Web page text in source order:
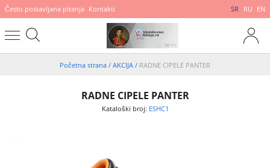
Često postavljana pitanja Kontakti SR RU EN
Početna strana / AKCIJA / RADNE CIPELE PANTER
RADNE CIPELE PANTER
Kataloški broj: ESHC1